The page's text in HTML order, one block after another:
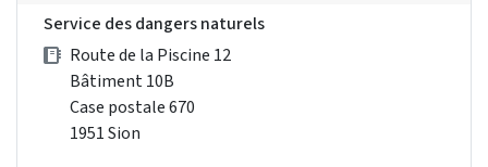
Service des dangers naturels
Route de la Piscine 12
Bâtiment 10B
Case postale 670
1951 Sion